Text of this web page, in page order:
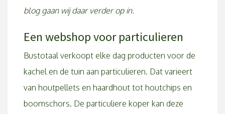
blog gaan wij daar verder op in.
Een webshop voor particulieren
Bustotaal verkoopt elke dag producten voor de
kachel en de tuin aan particulieren. Dat varieert
van houtpellets en haardhout tot houtchips en
boomschors. De particuliere koper kan deze